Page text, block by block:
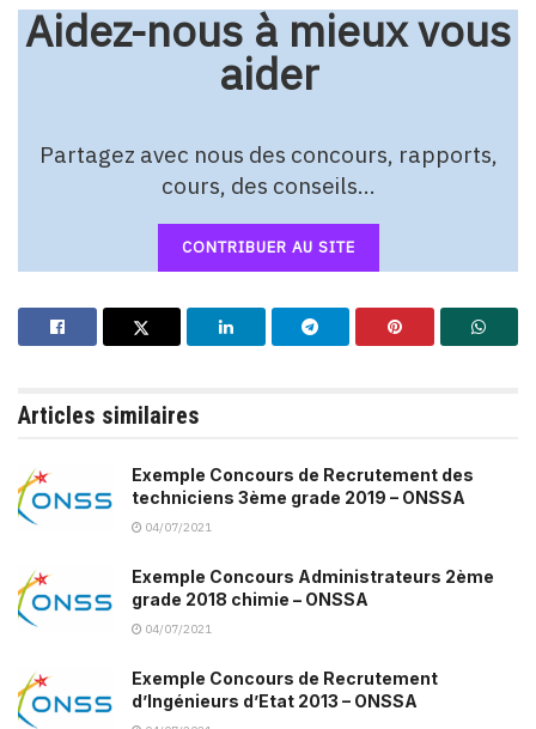
Aidez-nous à mieux vous
aider
Partagez avec nous des concours, rapports,
cours, des conseils…
CONTRIBUER AU SITE
Articles similaires
Exemple Concours de Recrutement des
techniciens 3ème grade 2019 – ONSSA
04/07/2021
Exemple Concours Administrateurs 2ème
grade 2018 chimie – ONSSA
04/07/2021
Exemple Concours de Recrutement
d’Ingénieurs d’Etat 2013 – ONSSA